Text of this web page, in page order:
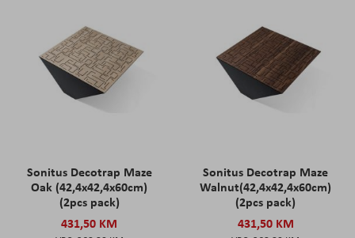
Sonitus Decotrap Maze
Oak (42,4x42,4x60cm)
(2pcs pack)
431,50 KM
Sonitus Decotrap Maze
Walnut(42,4x42,4x60cm)
(2pcs pack)
431,50 KM